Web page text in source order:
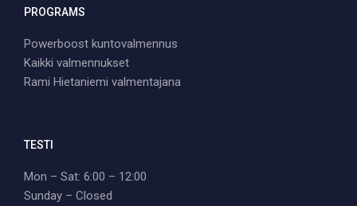
PROGRAMS
Powerboost kuntovalmennus
Kaikki valmennukset
Rami Hietaniemi valmentajana
TESTI
Mon – Sat: 6:00 – 12:00
Sunday – Closed